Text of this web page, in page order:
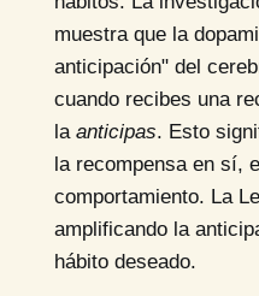
muestra que la
anticipación" del
cuando recibes una
la anticipas. Esto
la recompensa en sí,
comportamiento. La
amplificando la
hábito deseado.